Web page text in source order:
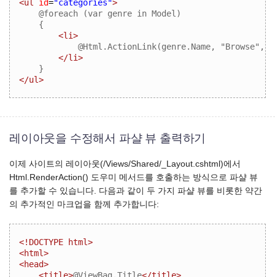
<ul
id="categories">
@foreach (var genre in Model)
{
<li>
@Html.ActionLink(genre.Name,
</li>
}
</ul>
레이아웃을 수정해서 파샬 뷰 출력하기
이제 사이트의 레이아웃(/Views/Shared/_Layout.cshtml)에서
Html.RenderAction() 도우미 메서드를 호출하는 방식으로 파샬 뷰
를 추가할 수 있습니다. 다음과 같이 두 가지 파샬 뷰를 비롯한 약간
의 추가적인 마크업을 함께 추가합니다:
<!DOCTYPE html>
<html>
<head>